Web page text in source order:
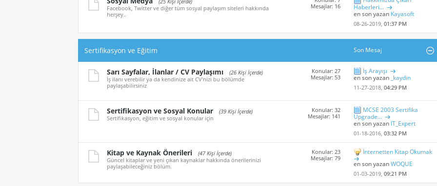
Facebook, Twitter ve diğer tüm sosyal paylaşım siteleri hakkında
herşey..
Mesajlar: 16
Haberleri...
en son yazan Kayasoft
08-26-2019, 01:37 PM
Sertifikasyon ve Eğitim Son Mesaj
Sarı Sayfalar, İlanlar / CV Paylaşımı
(26 Kişi İçerde)
İş ilanı verebilir ya da kendinize ait CV'nizi bu bölümde
paylaşabilirsiniz
Konular: 27
Mesajlar: 53
İş Arayışı
en son yazan _kaydin
11-27-2018, 04:29 PM
Sertifikasyon ve Sosyal Konular
(39 Kişi İçerde)
Sertifikasyon, eğitim ve sosyal konular için
Konular: 32
Mesajlar: 141
MCSE 2003 Sertifika
Upgrade...
en son yazan IT_Expert
01-18-2016, 03:32 PM
Kitap ve Kaynak Önerileri
(47 Kişi İçerde)
Güncel kitaplar ve yeni çıkan kaynaklar hakkında önerilerinizi
paylaşabileceğiniz bölüm.
Konular: 23
Mesajlar: 79
İnternetten Kitap Okumak
en son yazanWOQUE
01-03-2019, 09:21 PM